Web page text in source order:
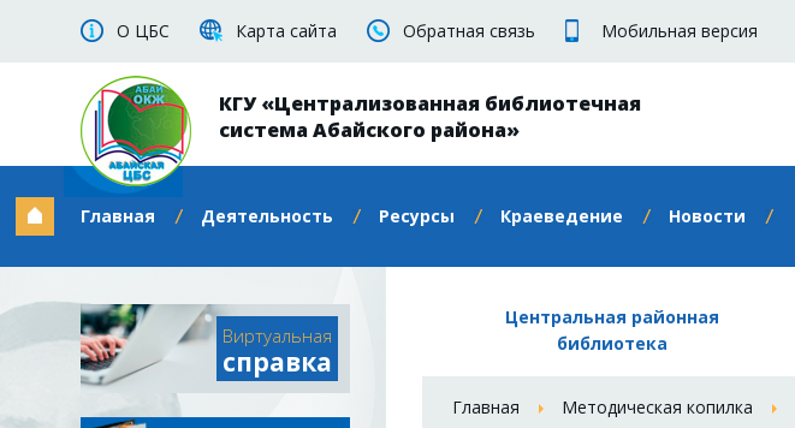
О ЦБС Карта сайта Обратная связь Мобильная версия
КГУ «Централизованная библиотечная
система Абайского района»
Главная Деятельность Ресурсы Краеведение Новости
Виртуальная
справка
Центральная районная
библиотека
Главная Методическая копилка